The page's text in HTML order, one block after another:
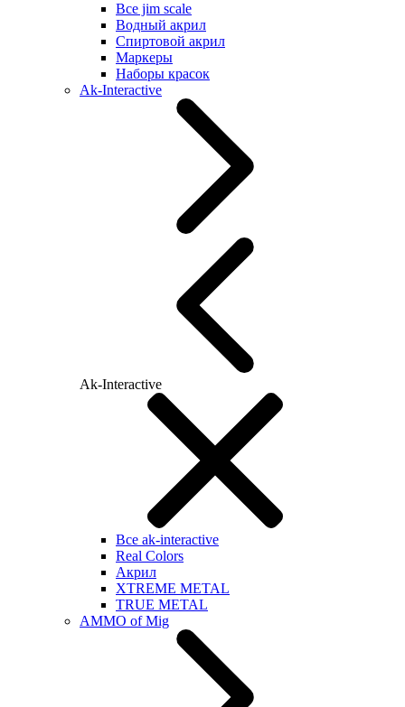
Все jim scale
Водный акрил
Спиртовой акрил
Маркеры
Наборы красок
Ak-Interactive
Ak-Interactive
Все ak-interactive
Real Colors
Акрил
XTREME METAL
TRUE METAL
AMMO of Mig